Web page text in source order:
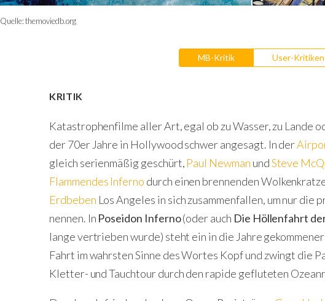
Quelle:themoviedb.org
MB-Kritik User-Kritiken
KRITIK
Katastrophenfilme aller Art, egal ob zu Wasser, zu Lande
der 70er Jahre in Hollywood schwer angesagt. In der
gleich serienmäßig geschürt, Paul Newman undSteve
Flammendes Inferno durch einen brennenden
Erdbeben Los Angeles in sich zusammenfallen, um nur
nennen. In Poseidon Inferno(oder auch Die Höllenfahrt
lange vertrieben wurde) steht ein in die Jahre
Fahrt im wahrsten Sinne des Wortes Kopf und zwingt die
Kletter- und Tauchtour durch den rapide gefluteten